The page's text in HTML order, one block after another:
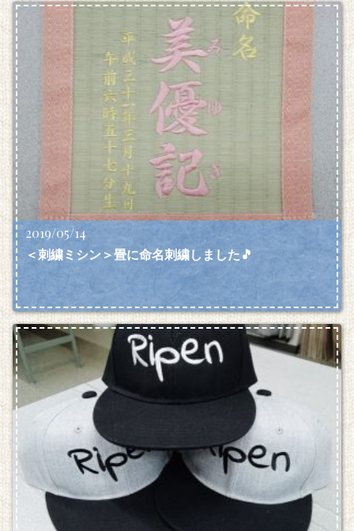
2019/05/14
＜刺繍ミシン＞畳に命名刺繍しました🎵